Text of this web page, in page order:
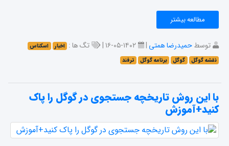
مطالعه بیشتر
توسطحمیدرضا همتی | ۱۴۰۲-۰۵-۱۶ | تگ ها : اخبار
اسکناس
نقشه گوگل
گوگل برنامه گوگل ترفند
با این روش تاریخچه جستجوی در گوگل را پاک
کنید+آموزش